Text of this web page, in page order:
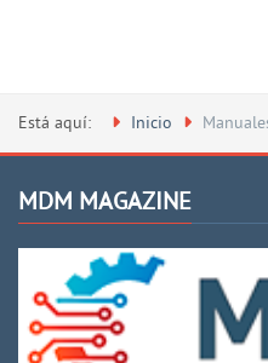
Está aquí: Inicio
MDM MAGAZINE